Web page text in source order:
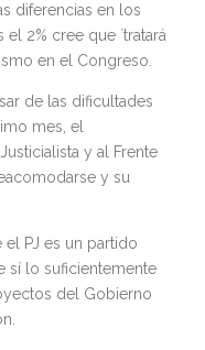
diferencias en los
2% cree que `tratará
en el Congreso.
de las dificultades
mes, el
y al Frente
y su
PJ es un partido
sí lo suficientemente
del Gobierno